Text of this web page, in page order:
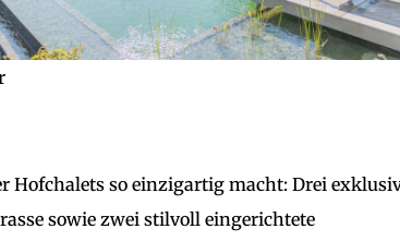
Hofchalets so einzigartig macht: Drei
sowie zwei stilvoll eingerichtete